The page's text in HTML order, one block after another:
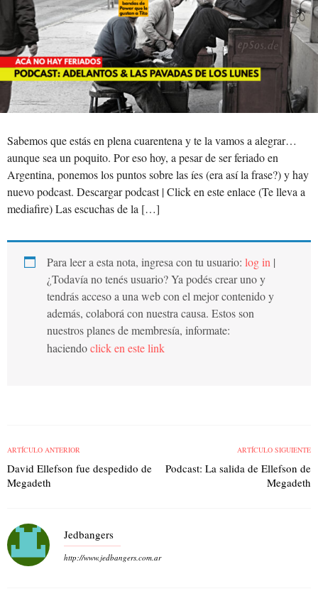
Sabemos que estás en plena cuarentena y te la vamos a alegrar…
aunque sea un poquito. Por eso hoy, a pesar de ser feriado en
Argentina, ponemos los puntos sobre las íes (era así la frase?) y hay
nuevo podcast. Descargar podcast | Click en este enlace (Te lleva a
mediafire) Las escuchas de la […]
Para leer a esta nota, ingresa con tu usuario: log in |
¿Todavía no tenés usuario? Ya podés crear uno y
tendrás acceso a una web con el mejor contenido y
además, colaborá con nuestra causa. Estos son
nuestros planes de membresía, informate:
haciendoclick en este link
ARTÍCULO ANTERIOR
David Ellefson fue despedido de
Megadeth
ARTÍCULO SIGUIENTE
Podcast: La salida de Ellefson de
Megadeth
Jedbangers
http://www.jedbangers.com.ar